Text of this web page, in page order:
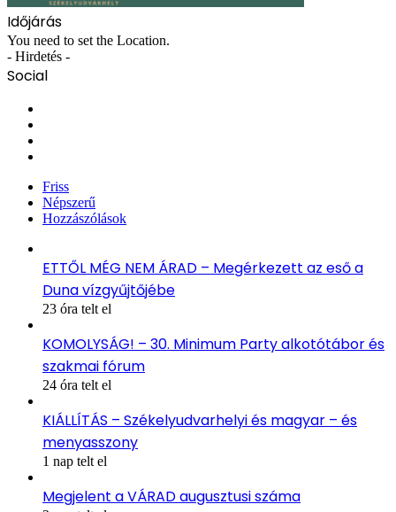
Időjárás
You need to set the Location.
- Hirdetés -
Social
Friss
Népszerű
Hozzászólások
ETTŐL MÉG NEM ÁRAD – Megérkezett az eső a
Duna vízgyűjtőjébe
23 óra telt el
KOMOLYSÁG! – 30. Minimum Party alkotótábor és
szakmai fórum
24 óra telt el
KIÁLLÍTÁS – Székelyudvarhelyi és magyar – és
menyasszony
1 nap telt el
Megjelent a VÁRAD augusztusi száma